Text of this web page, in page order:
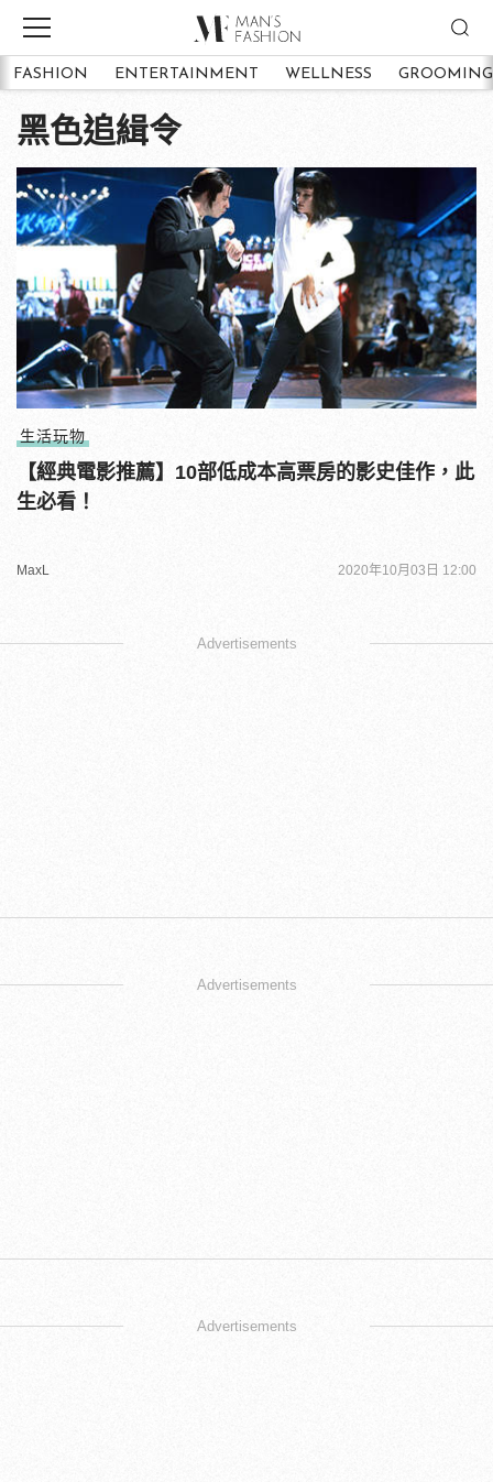
FASHION ENTERTAINMENT WELLNESS GROOMING
黑色追緝令
生活玩物
【經典電影推薦】10部低成本高票房的影史佳作，此
生必看！
MaxL 2020年10月03日 12:00
Advertisements
Advertisements
Advertisements